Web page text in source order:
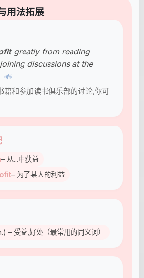
用法拓展
greatly from reading
discussions at the
🔊
籍和参加读书俱乐部的讨论,你可
– 从...中获益
– 为了某人的利益
– 受益,好处（最常用的同义词）